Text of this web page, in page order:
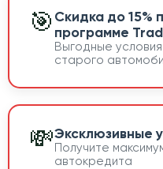
🎯 Скидка до 15%
программе
Выгодные
старого
💸Эксклюзивные
Получите
автокредита